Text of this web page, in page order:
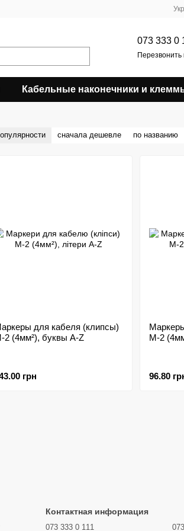
Укр
073 333 0
Перезвонить
Кабельные наконечники и
сначала дешевле по названию
для кабеля (клипсы)
2 (4мм²), буквы A-Z
грн
M-2
96.80
Контактная информация
073 333 0 111